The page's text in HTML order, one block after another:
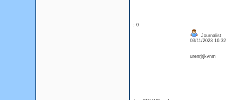
: 0
Journalist
03/11/2023
urenrjrjkvnm